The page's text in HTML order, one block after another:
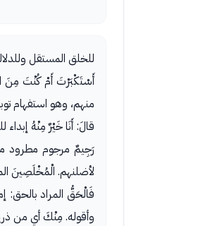
للخلق المستقل
أَسْتَكْبَرْتَ أَمْ كُنْتَ مِنَ
منهم، وهو استفهام
قالَ: أَنَا خَيْرٌ مِنْهُ
رَجِيمٌ مرجوم مطرود
لأضلنهم. الْمُخْلَصِينَ
فَالْحَقُّ المراد
وأقوله. مِنْكَ أي من